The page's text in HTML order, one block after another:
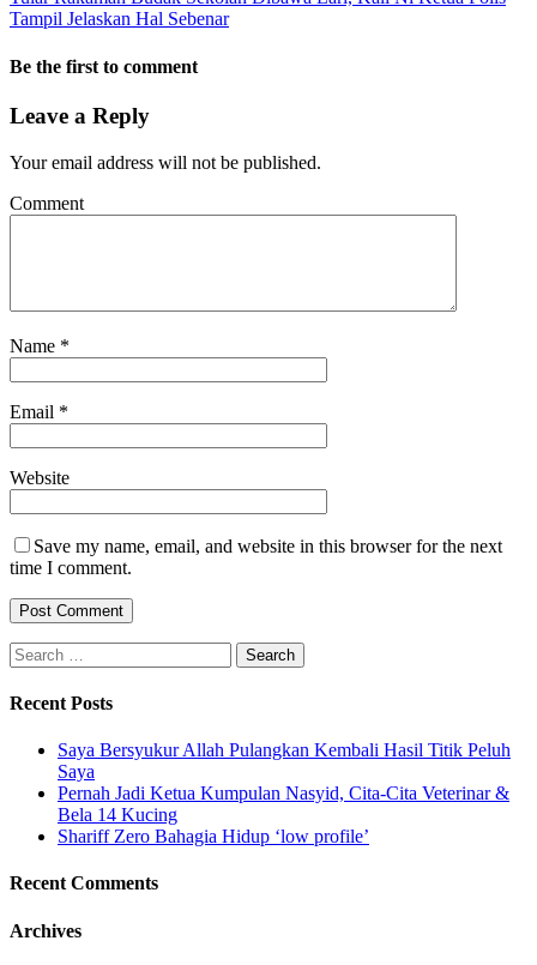
Tampil Jelaskan Hal Sebenar
Be the first to comment
Leave a Reply
Your email address will not be published.
Comment
Name *
Email *
Website
Save my name, email, and website in this browser for the next
time I comment.
Search
for:
Recent Posts
Saya Bersyukur Allah Pulangkan Kembali Hasil Titik Peluh
Saya
Pernah Jadi Ketua Kumpulan Nasyid, Cita-Cita Veterinar &
Bela 14 Kucing
Shariff Zero Bahagia Hidup ‘low profile’
Recent Comments
Archives